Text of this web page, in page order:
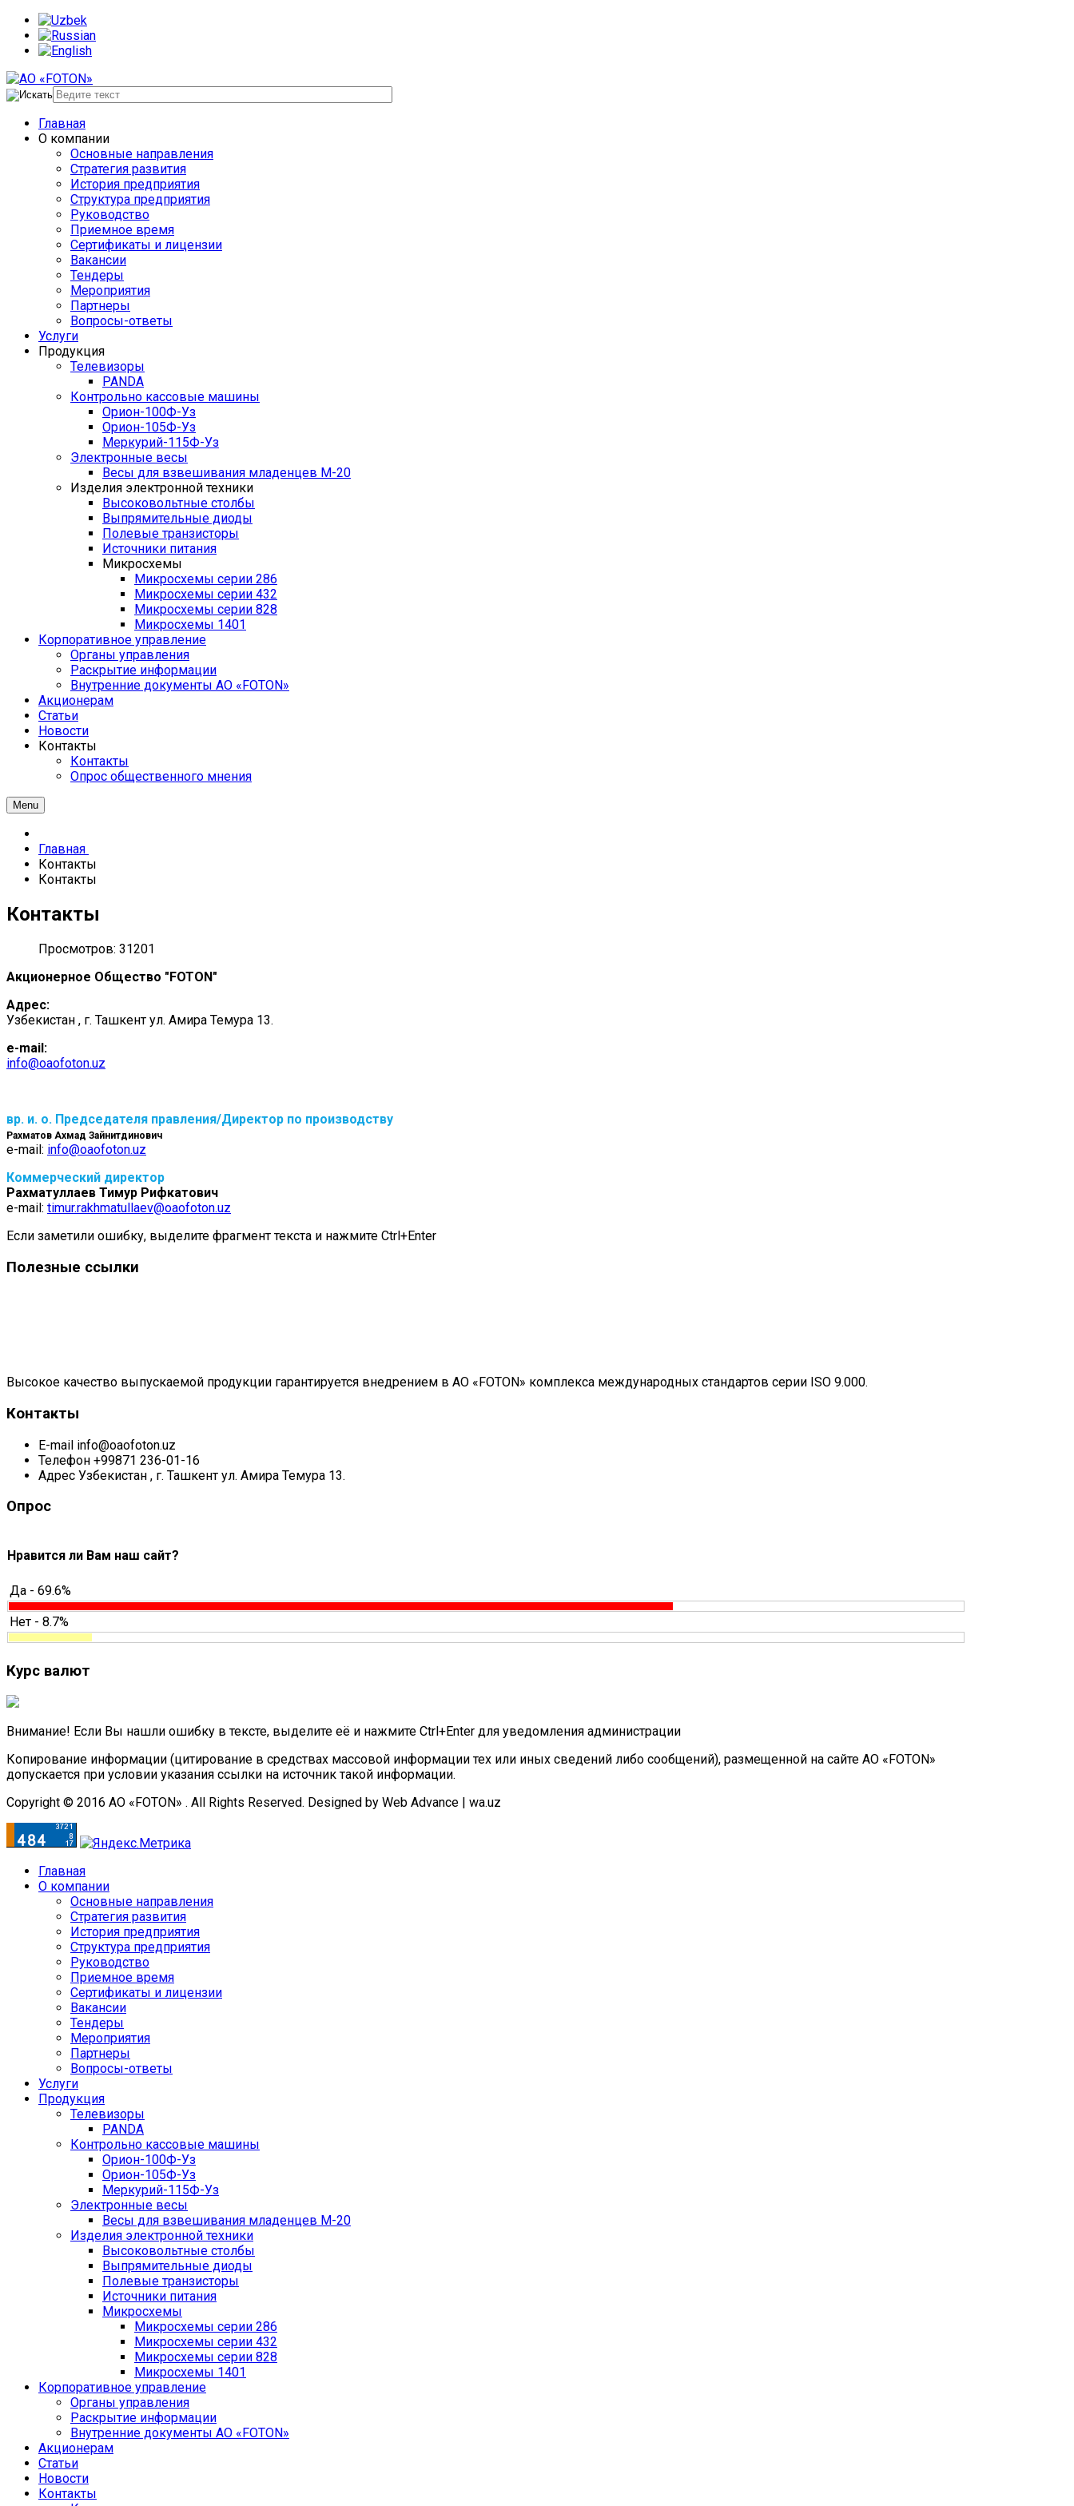
Главная
О компании
Основные направления
Стратегия развития
История предприятия
Структура предприятия
Руководство
Приемное время
Сертификаты и лицензии
Вакансии
Тендеры
Мероприятия
Партнеры
Вопросы-ответы
Услуги
Продукция
Телевизоры
PANDA
Контрольно кассовые машины
Орион-100Ф-Уз
Орион-105Ф-Уз
Меркурий-115Ф-Уз
Электронные весы
Весы для взвешивания младенцев М-20
Изделия электронной техники
Высоковольтные столбы
Выпрямительные диоды
Полевые транзисторы
Источники питания
Микросхемы
Микросхемы серии 286
Микросхемы серии 432
Микросхемы серии 828
Микросхемы 1401
Корпоративное управление
Органы управления
Раскрытие информации
Внутренние документы АО «FOTON»
Акционерам
Статьи
Новости
Контакты
Контакты
Опрос общественного мнения
Menu
Главная
Контакты
Контакты
Контакты
Просмотров: 31201
Акционерное Общество "FOTON"
Адрес:
Узбекистан , г. Ташкент ул. Амира Темура 13.
e-mail:
info@oaofoton.uz
вр. и. о. Председателя правления/Директор по производству
Рахматов Ахмад Зайнитдинович
e-mail: info@oaofoton.uz
Коммерческий директор
Рахматуллаев Тимур Рифкатович
e-mail: timur.rakhmatullaev@oaofoton.uz
Если заметили ошибку, выделите фрагмент текста и нажмите Ctrl+Enter
Полезные ссылки
Высокое качество выпускаемой продукции гарантируется внедрением в АО «FOTON» комплекса международных стандартов серии ISO 9.000.
Контакты
E-mail info@oaofoton.uz
Телефон +99871 236-01-16
Адрес Узбекистан , г. Ташкент ул. Амира Темура 13.
Опрос
Нравится ли Вам наш сайт?
Да - 69.6%
Нет - 8.7%
Курс валют
Внимание! Если Вы нашли ошибку в тексте, выделите её и нажмите Ctrl+Enter для уведомления администрации
Копирование информации (цитирование в средствах массовой информации тех или иных сведений либо сообщений), размещенной на сайте АО «FOTON»
допускается при условии указания ссылки на источник такой информации.
Copyright © 2016 АО «FOTON» . All Rights Reserved. Designed by Web Advance | wa.uz
Главная
О компании
Основные направления
Стратегия развития
История предприятия
Структура предприятия
Руководство
Приемное время
Сертификаты и лицензии
Вакансии
Тендеры
Мероприятия
Партнеры
Вопросы-ответы
Услуги
Продукция
Телевизоры
PANDA
Контрольно кассовые машины
Орион-100Ф-Уз
Орион-105Ф-Уз
Меркурий-115Ф-Уз
Электронные весы
Весы для взвешивания младенцев М-20
Изделия электронной техники
Высоковольтные столбы
Выпрямительные диоды
Полевые транзисторы
Источники питания
Микросхемы
Микросхемы серии 286
Микросхемы серии 432
Микросхемы серии 828
Микросхемы 1401
Корпоративное управление
Органы управления
Раскрытие информации
Внутренние документы АО «FOTON»
Акционерам
Статьи
Новости
Контакты